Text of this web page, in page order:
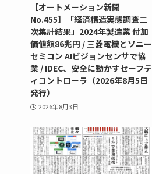
【オートメーション新聞
No.455】「経済構造実態調査二
次集計結果」2024年製造業 付加
価値額86兆円 / 三菱電機とソニー
セミコン AIビジョンセンサで協
業 / IDEC、安全に動かすセーフテ
ィコントローラ（2026年8月5日
発行）
2026年8月3日